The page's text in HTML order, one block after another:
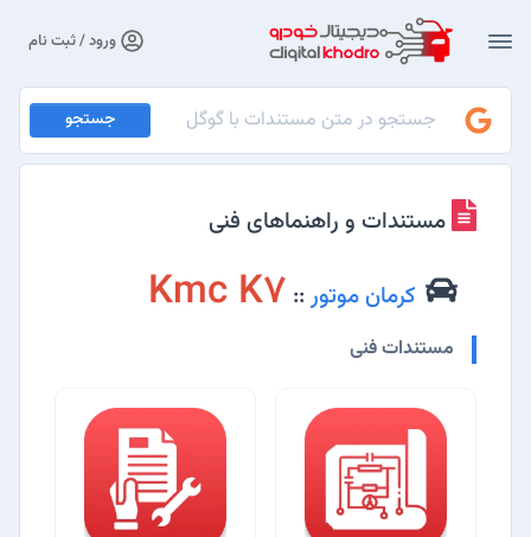
ورود / ثبت نام
جستجو
مستندات و راهنماهای فنی
کرمان موتور ::
Kmc K7
مستندات فنی